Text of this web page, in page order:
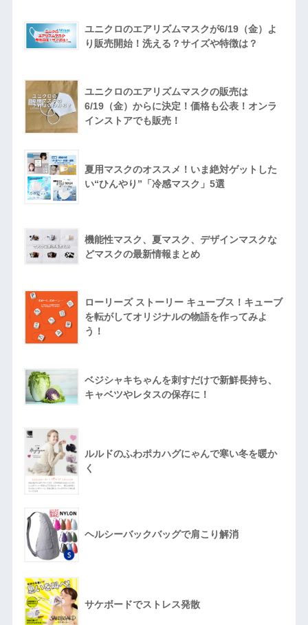
ユニクロのエアリズムマスクが6/19（金）よ
り販売開始！洗える？サイズや特徴は？
ユニクロのエアリズムマスクの販売は
6/19（金）からに決定！価格も公表！オンラ
インストアでも販売！
夏用マスクのオススメ！いま絶対ゲットした
い“ひんやり”「冷感マスク」5選
機能性マスク、夏マスク、デザインマスクな
どマスクの最新情報まとめ
ローリーズ ストーリー キューブス！キューブ
を転がしてオリジナルの物語を作ってみよ
う！
ベジシャキちゃんを刺すだけで新鮮長持ち、
キャベツやレタスの保存に！
ルルドのふわポカハグにゃんで寒い冬を暖か
く
ヘルシーバックバッグで肩こり解消
サケボードでストレス発散